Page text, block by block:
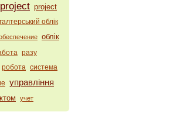
project project
облік
облік
разу
робота система
управління
учет